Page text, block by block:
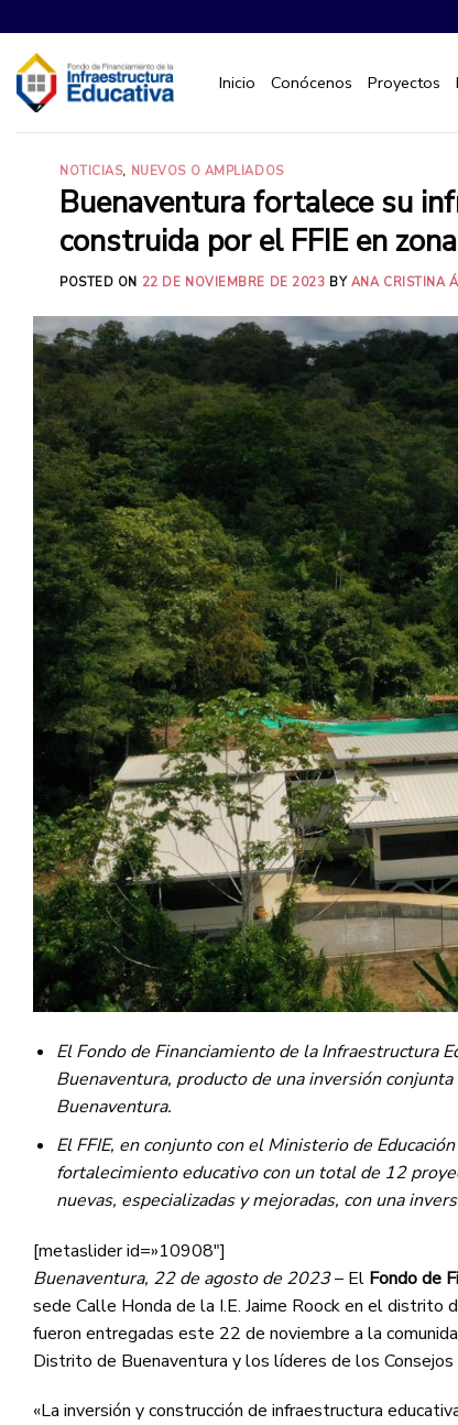
al
contenido
Inicio Conócenos Proyectos
NOTICIAS, NUEVOS O AMPLIADOS
Buenaventura fortalece su
construida por el FFIE en
POSTED ON 22 DE NOVIEMBRE DE 2023 BY ANA CRISTINA
El Fondo de Financiamiento de la Infraestructura
Buenaventura, producto de una inversión
Buenaventura.
El FFIE, en conjunto con el Ministerio de
fortalecimiento educativo con un total de 12
nuevas, especializadas y mejoradas, con una
[metaslider id=»10908″]
Buenaventura, 22 de agosto de 2023– El Fondo de
sede Calle Honda de la I.E. Jaime Roock en el distrito
fueron entregadas este 22 de noviembre a la
Distrito de Buenaventura y los líderes de los Consejos
«La inversión y construcción de infraestructura